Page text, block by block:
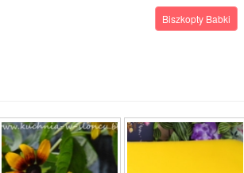
Biszkopty Babki